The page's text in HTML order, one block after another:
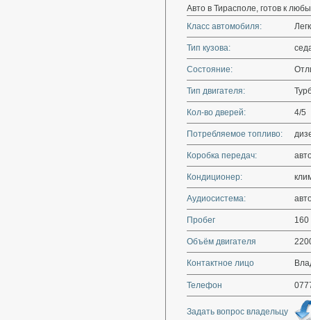
Авто в Тирасполе, готов к
Класс автомобиля:
Тип кузова:
Состояние:
Тип двигателя:
Кол-во дверей: 4/5
Потребляемое топливо:
Коробка передач:
Кондиционер:
Аудиосистема:
Пробег 160
Объём двигателя
Контактное лицо
Телефон
Задать вопрос владельцу